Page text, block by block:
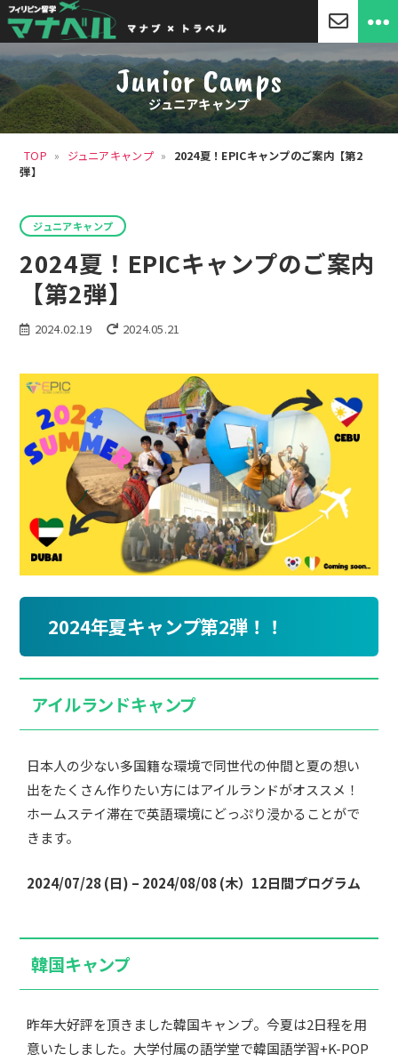
「マ
ナ
ベ
ル」
セ
ブ
学・
Junior Camps
ジュニアキャンプ
TOP » ジュニアキャンプ »
2024夏！EPICキャンプのご案内【第2
弾】
リ
ジュニアキャンプ
2024夏！EPICキャンプのご案内
【第2弾】
2024.02.19 2024.05.21
2024年夏キャンプ第2弾！！
アイルランドキャンプ
日本人の少ない多国籍な環境で同世代の仲間と夏の想い
出をたくさん作りたい方にはアイルランドがオススメ！
ホームステイ滞在で英語環境にどっぷり浸かることがで
きます。
2024/07/28 (日) – 2024/08/08 (木）12日間プログラム
韓国キャンプ
昨年大好評を頂きました韓国キャンプ。今夏は2日程を用
意いたしました。大学付属の語学堂で韓国語学習+K-POP